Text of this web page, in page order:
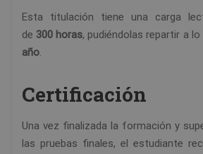
Esta titulación tiene una carga
de 300 horas, pudiéndolas repartir a
año.
Certificación
Una vez finalizada la formación y
las pruebas finales, el estudiante